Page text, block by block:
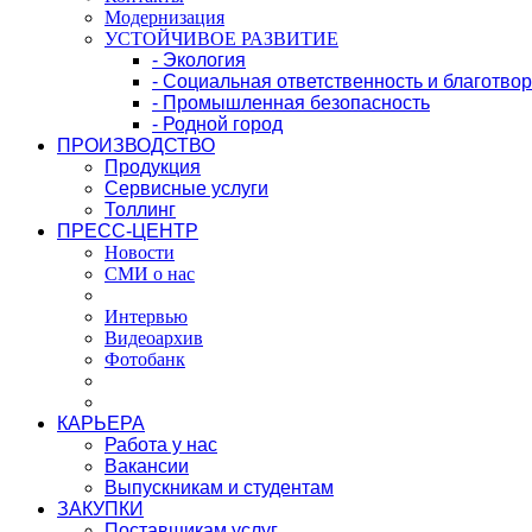
Модернизация
УСТОЙЧИВОЕ РАЗВИТИЕ
- Экология
- Социальная ответственность и
- Промышленная безопасность
- Родной город
ПРОИЗВОДСТВО
Продукция
Сервисные услуги
Толлинг
ПРЕСС-ЦЕНТР
Новости
СМИ о нас
Интервью
Видеоархив
Фотобанк
КАРЬЕРА
Работа у нас
Вакансии
Выпускникам и студентам
ЗАКУПКИ